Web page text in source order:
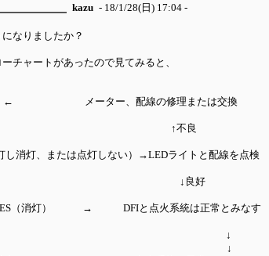
kazu - 18/1/28(日) 17:04 -
なりましたか？
チャートがあったので見てみると、
メーター、配線の修理または交換
良
、または点灯しない）→LEDライトと配線を点検
） ↓良好
（消灯） → DFIと点火系統は正常とみなす
たまま） ↓